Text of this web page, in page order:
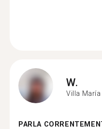
W.
Villa María
PARLA